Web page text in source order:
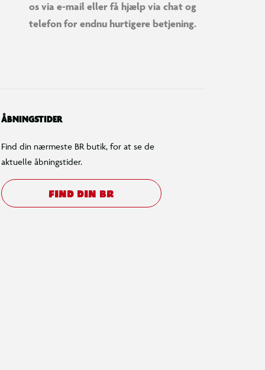
os via e-mail eller få hjælp via chat og
telefon for endnu hurtigere betjening.
ÅBNINGSTIDER
Find din nærmeste BR butik, for at se de
aktuelle åbningstider.
FIND DIN BR